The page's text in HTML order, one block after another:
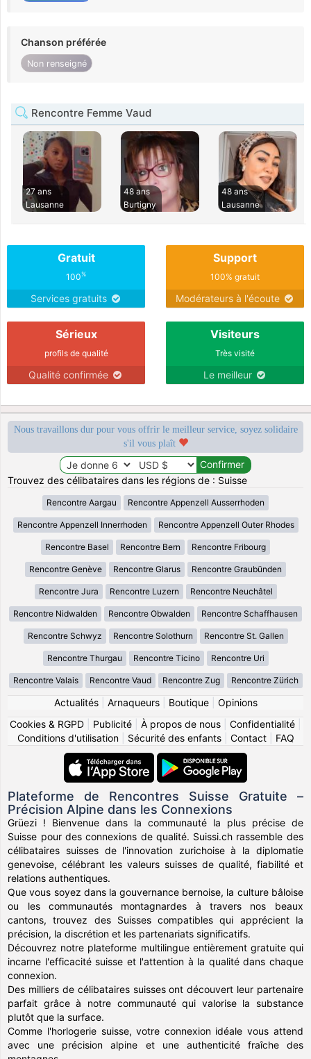
Chanson préférée
Non renseigné
Rencontre Femme Vaud
27 ans
Lausanne
48 ans
Burtigny
48 ans
Lausanne
Gratuit
100%
Services gratuits
Support
100% gratuit
Modérateurs à l'écoute
Sérieux
profils de qualité
Qualité confirmée
Visiteurs
Très visité
Le meilleur
Nous travaillons dur pour vous offrir le meilleur service, soyez solidaire
s'il vous plaît
Trouvez des célibataires dans les régions de : Suisse
Rencontre Aargau Rencontre Appenzell Ausserrhoden
Rencontre Appenzell Innerrhoden Rencontre Appenzell Outer Rhodes
Rencontre Basel Rencontre Bern Rencontre Fribourg
Rencontre Genève Rencontre Glarus Rencontre Graubünden
Rencontre Jura Rencontre Luzern Rencontre Neuchâtel
Rencontre Nidwalden Rencontre Obwalden Rencontre Schaffhausen
Rencontre Schwyz Rencontre Solothurn Rencontre St. Gallen
Rencontre Thurgau Rencontre Ticino Rencontre Uri
Rencontre Valais Rencontre Vaud Rencontre Zug Rencontre Zürich
Actualités| Arnaqueurs| Boutique| Opinions
Cookies & RGPD
Publicité À propos de nous Confidentialité
Conditions d'utilisation| Sécurité des enfants| Contact| FAQ
Plateforme de Rencontres Suisse Gratuite –
Précision Alpine dans les Connexions
Grüezi ! Bienvenue dans la communauté la plus précise de
Suisse pour des connexions de qualité. Suissi.ch rassemble des
célibataires suisses de l'innovation zurichoise à la diplomatie
genevoise, célébrant les valeurs suisses de qualité, fiabilité et
relations authentiques.
Que vous soyez dans la gouvernance bernoise, la culture bâloise
ou les communautés montagnardes à travers nos beaux
cantons, trouvez des Suisses compatibles qui apprécient la
précision, la discrétion et les partenariats significatifs.
Découvrez notre plateforme multilingue entièrement gratuite qui
incarne l'efficacité suisse et l'attention à la qualité dans chaque
connexion.
Des milliers de célibataires suisses ont découvert leur partenaire
parfait grâce à notre communauté qui valorise la substance
plutôt que la surface.
Comme l'horlogerie suisse, votre connexion idéale vous attend
avec une précision alpine et une authenticité fraîche des